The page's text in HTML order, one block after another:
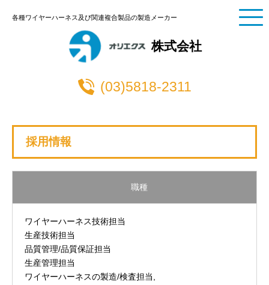
各種ワイヤーハーネス及び関連複合製品の製造メーカー
株式会社
(03)5818-2311
採用情報
職種
ワイヤーハーネス技術担当
生産技術担当
品質管理/品質保証担当
生産管理担当
ワイヤーハーネスの製造/検査担当,